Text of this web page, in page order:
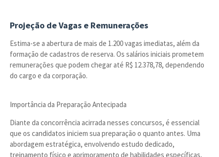
Projeção de Vagas e Remunerações
Estima-se a abertura de mais de 1.200 vagas imediatas, além da
formação de cadastros de reserva. Os salários iniciais prometem
remunerações que podem chegar até R$ 12.378,78, dependendo
do cargo e da corporação.
Importância da Preparação Antecipada
Diante da concorrência acirrada nesses concursos, é essencial
que os candidatos iniciem sua preparação o quanto antes. Uma
abordagem estratégica, envolvendo estudo dedicado,
treinamento físico e aprimoramento de habilidades específicas,